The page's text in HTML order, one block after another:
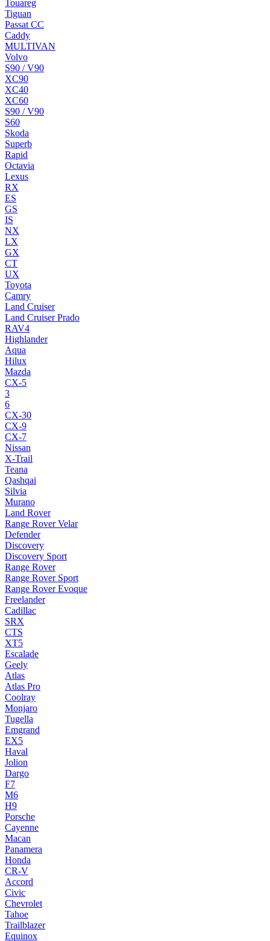
Touareg
Tiguan
Passat CC
Caddy
MULTIVAN
Volvo
S90 / V90
XC90
XC40
XC60
S90 / V90
S60
Skoda
Superb
Rapid
Octavia
Lexus
RX
ES
GS
IS
NX
LX
GX
CT
UX
Toyota
Camry
Land Cruiser
Land Cruiser Prado
RAV4
Highlander
Aqua
Hilux
Mazda
CX-5
3
6
CX-30
CX-9
CX-7
Nissan
X-Trail
Teana
Qashqai
Silvia
Murano
Land Rover
Range Rover Velar
Defender
Discovery
Discovery Sport
Range Rover
Range Rover Sport
Range Rover Evoque
Freelander
Cadillac
SRX
CTS
XT5
Escalade
Geely
Atlas
Atlas Pro
Coolray
Monjaro
Tugella
Emgrand
EX5
Haval
Jolion
Dargo
F7
M6
H9
Porsche
Cayenne
Macan
Panamera
Honda
CR-V
Accord
Civic
Chevrolet
Tahoe
Trailblazer
Equinox